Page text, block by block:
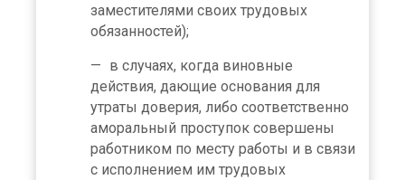
заместителями своих трудовых
обязанностей);
в случаях, когда виновные
действия, дающие основания для
утраты доверия, либо соответственно
аморальный проступок совершены
работником по месту работы и в связи
с исполнением им трудовых